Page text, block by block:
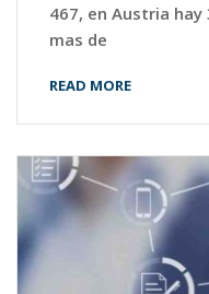
467, en Austria
mas de
READ MORE